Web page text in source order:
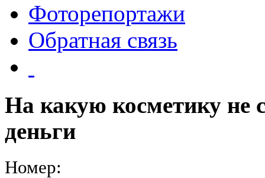
Фоторепортажи
Обратная связь
На какую косметику не
деньги
Номер: